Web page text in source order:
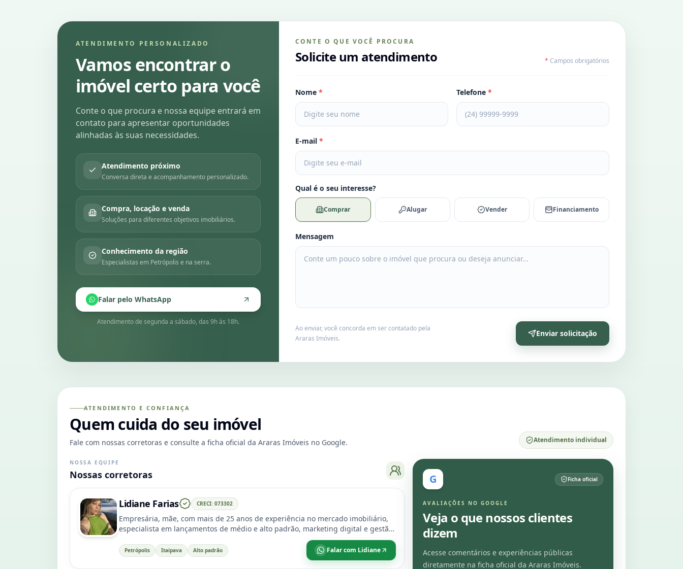
ATENDIMENTO PERSONALIZADO
Vamos encontrar o
imóvel certo para você
Conte o que procura e nossa equipe entrará em
contato para apresentar oportunidades
alinhadas às suas necessidades.
Atendimento próximo
Conversa direta e acompanhamento personalizado.
Compra, locação e venda
Soluções para diferentes objetivos imobiliários.
Conhecimento da região
Especialistas em Petrópolis e na serra.
Falar pelo WhatsApp
Atendimento de segunda a sábado, das 9h às 18h.
CONTE O QUE VOCÊ PROCURA
Solicite um atendimento * Campos obrigatórios
Nome* Telefone *
E-mail*
Qual é o seu interesse?
Comprar Alugar Vender Financiamento
Mensagem
Ao enviar, você concorda em ser contatado pela
Araras Imóveis.
Enviar solicitação
ATENDIMENTO E CONFIANÇA
Quem cuida do seu imóvel
Fale com nossas corretoras e consulte a ficha oficial da Araras Imóveis no Google. Atendimento individual
NOSSA EQUIPE
Nossas corretoras
Lidiane Farias CRECI: 073302
Empresária, mãe, com mais de 25 anos de experiência no mercado imobiliário,
especialista em lançamentos de médio e alto padrão, marketing digital e gestão
completa de processos. Construiu uma trajetória sólida pautada na excelência,
credibilidade e resultados consistentes.
Petrópolis Itaipava Alto padrão Falar com Lidiane
G Ficha oficial
AVALIAÇÕES NO GOOGLE
Veja o que nossos clientes
dizem
Acesse comentários e experiências públicas
diretamente na ficha oficial da Araras Imóveis.